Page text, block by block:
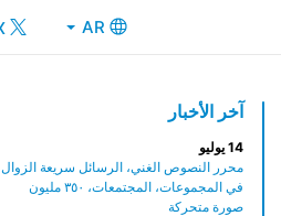
AR
آخر الأخبار
14 يوليو
محرر النصوص الغني، الرسائل سريعة الزوال
في المجموعات، المجتمعات، ٣٥٠ مليون
صورة متحركة